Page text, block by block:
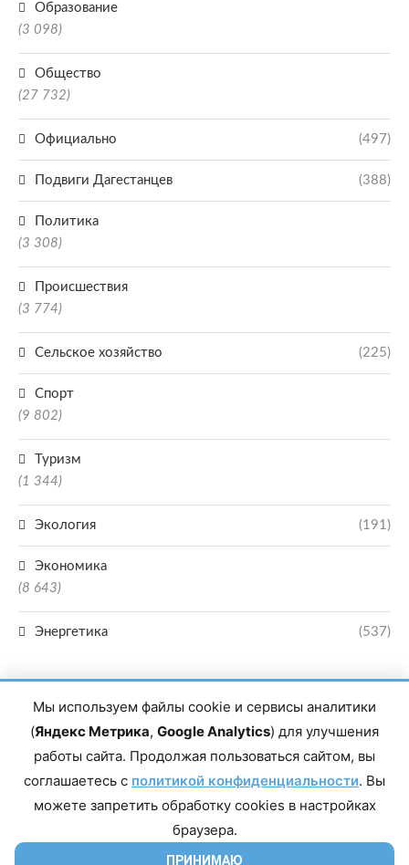
Образование
(3 098)
Общество
(27 732)
Официально (497)
Подвиги Дагестанцев (388)
Политика
(3 308)
Происшествия
(3 774)
Сельское хозяйство (225)
Спорт
(9 802)
Туризм
(1 344)
Экология (191)
Экономика
(8 643)
Энергетика (537)
Главный редактор сетевого издания Магомаев Тимур Нухович. Контакты
редакции: 8(988)-292-94-34 Почта: vestiskfo@gmail.com По вопросам
Дагестан, г. Махачкала, пр-т Насрутдинова, д. 1а. Все права защищены.
Копирование и использование полных материалов запрещено, частичное
цитирование возможно только при условии гиперссылки на сайт mirmol.ru.
Мы используем файлы cookie и сервисы аналитики
(Яндекс Метрика, Google Analytics) для улучшения
работы сайта. Продолжая пользоваться сайтом, вы
соглашаетесь с политикой конфиденциальности. Вы
можете запретить обработку cookies в настройках
браузера.
ПРИНИМАЮ